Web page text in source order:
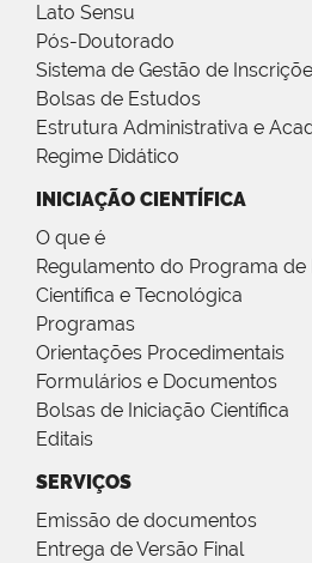
Lato Sensu
Pós-Doutorado
Sistema de Gestão de
Bolsas de Estudos
Estrutura Administrativa e
Regime Didático
INICIAÇÃO CIENTÍFICA
O que é
Regulamento do Programa de
Científica e Tecnológica
Programas
Orientações Procedimentais
Formulários e Documentos
Bolsas de Iniciação Científica
Editais
SERVIÇOS
Emissão de documentos
Entrega de Versão Final